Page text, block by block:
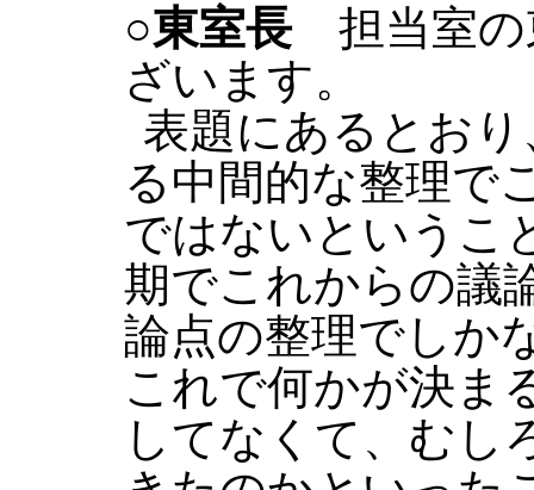
○東室長担当室の
ざいます。
表題にあるとお
る中間的な整理で
ではないというこ
期でこれからの議
論点の整理でしか
これで何かが決ま
してなくて、むし